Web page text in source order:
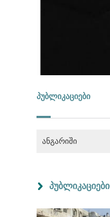
პუბლიკაციები
ანგარიში
პუბლიკაციები